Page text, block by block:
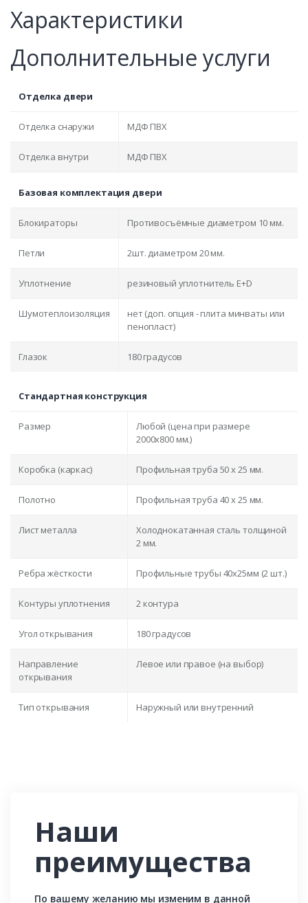
Характеристики
Дополнительные услуги
Отделка двери
Отделка снаружи МДФ ПВХ
Отделка внутри МДФ ПВХ
Базовая комплектация двери
Блокираторы Противосъёмные диаметром 10 мм.
Петли 2шт. диаметром 20 мм.
Уплотнение резиновый уплотнитель E+D
Шумотеплоизоляция
нет (доп. опция - плита минваты или
пенопласт)
Глазок 180 градусов
Стандартная конструкция
Размер
Любой (цена при размере
2000x800 мм.)
Коробка (каркас) Профильная труба 50 х 25 мм.
Полотно Профильная труба 40 х 25 мм.
Лист металла
Холоднокатанная сталь толщиной
2 мм.
Ребра жёсткости Профильные трубы 40х25мм (2 шт.)
Контуры уплотнения 2 контура
Угол открывания 180 градусов
Направление
открывания
Левое или правое (на выбор)
Тип открывания Наружный или внутренний
Наши
преимущества
По вашему желанию мы изменим в данной